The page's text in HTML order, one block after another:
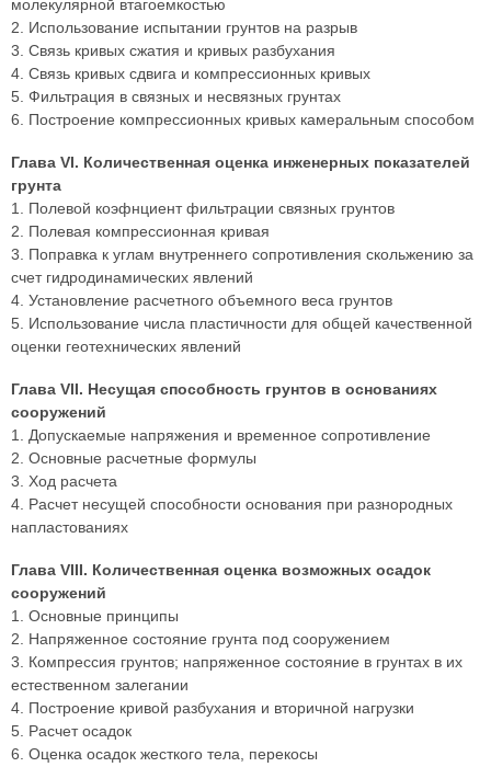
молекулярной втагоемкостью
2. Использование испытании грунтов на разрыв
3. Связь кривых сжатия и кривых разбухания
4. Связь кривых сдвига и компрессионных кривых
5. Фильтрация в связных и несвязных грунтах
6. Построение компрессионных кривых камеральным способом
Глава VI. Количественная оценка инженерных показателей
грунта
1. Полевой коэфнциент фильтрации связных грунтов
2. Полевая компрессионная кривая
3. Поправка к углам внутреннего сопротивления скольжению за
счет гидродинамических явлений
4. Установление расчетного объемного веса грунтов
5. Использование числа пластичности для общей качественной
оценки геотехнических явлений
Глава VII. Несущая способность грунтов в основаниях
сооружений
1. Допускаемые напряжения и временное сопротивление
2. Основные расчетные формулы
3. Ход расчета
4. Расчет несущей способности основания при разнородных
напластованиях
Глава VIII. Количественная оценка возможных осадок
сооружений
1. Основные принципы
2. Напряженное состояние грунта под сооружением
3. Компрессия грунтов; напряженное состояние в грунтах в их
естественном залегании
4. Построение кривой разбухания и вторичной нагрузки
5. Расчет осадок
6. Оценка осадок жесткого тела, перекосы